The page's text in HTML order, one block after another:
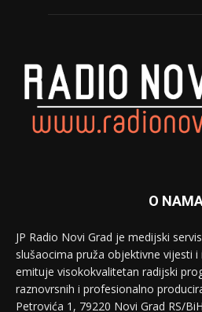
O
JP Radio Novi Grad je medijski
slušaocima pruža objektivne vijesti
emituje visokokvalitetan radijski
raznovrsnih i profesionalno
Petrovića 1, 79220 Novi Grad RS/